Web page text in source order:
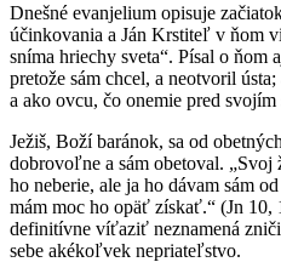
Dnešné evanjelium opisuje
účinkovania a Ján Krstiteľ v ňom
sníma hriechy sveta“. Písal o ňom
pretože sám chcel, a neotvoril
a ako ovcu, čo onemie pred
Ježiš, Boží baránok, sa od
dobrovoľne a sám obetoval.
ho neberie, ale ja ho dávam sám
mám moc ho opäť získať.“ (Jn 10,
definitívne víťaziť neznamená
sebe akékoľvek nepriateľstvo.